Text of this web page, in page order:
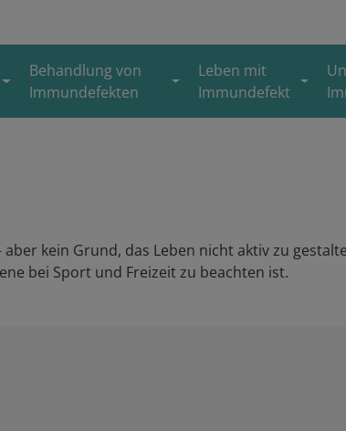
Behandlung von
Immundefekten
Leben mit
Immundefekt
kein Grund, das Leben nicht aktiv zu
bei Sport und Freizeit zu beachten ist.